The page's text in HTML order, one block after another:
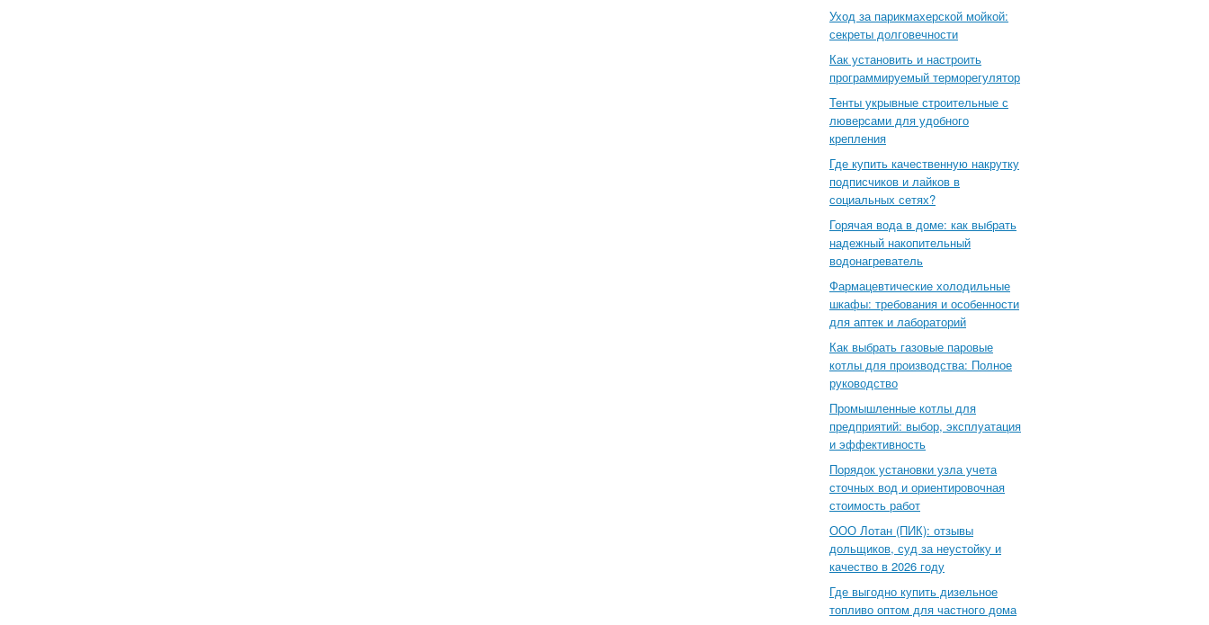
Уход за парикмахерской мойкой:
секреты долговечности
Как установить и настроить
программируемый терморегулятор
Тенты укрывные строительные с
люверсами для удобного
крепления
Где купить качественную накрутку
подписчиков и лайков в
социальных сетях?
Горячая вода в доме: как выбрать
надежный накопительный
водонагреватель
Фармацевтические холодильные
шкафы: требования и особенности
для аптек и лабораторий
Как выбрать газовые паровые
котлы для производства: Полное
руководство
Промышленные котлы для
предприятий: выбор, эксплуатация
и эффективность
Порядок установки узла учета
сточных вод и ориентировочная
стоимость работ
ООО Лотан (ПИК): отзывы
дольщиков, суд за неустойку и
качество в 2026 году
Где выгодно купить дизельное
топливо оптом для частного дома